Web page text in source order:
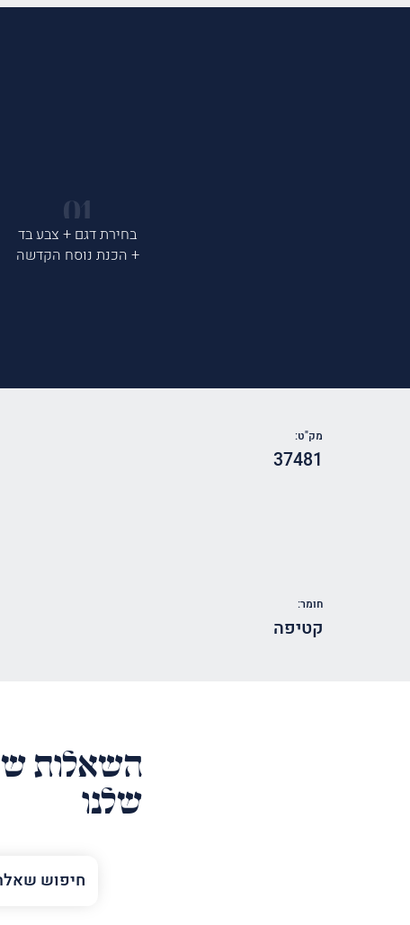
בחירת דגם + צבע בד
+ הכנת נוסח הקדשה
מק"ט:
37481
חומר:
קטיפה
השאלות
שלנו